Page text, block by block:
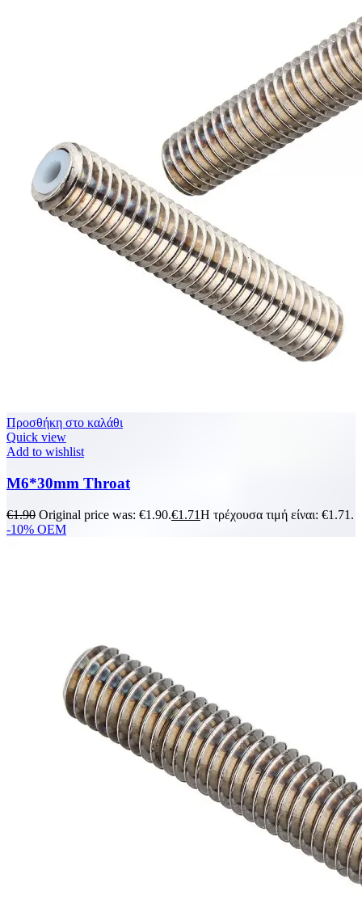
Προσθήκη στο καλάθι
Quick view
Add to wishlist
M6*30mm Throat
€1.90 Original price was: €1.90.€1.71Η τρέχουσα τιμή είναι: €1.71.
-10% OEM